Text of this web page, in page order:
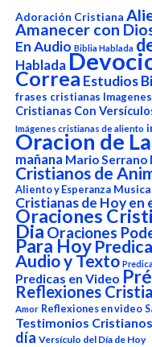
Adoración Cristiana
Amanecer con
En Audio Biblia Hablada
Hablada
Correa Estudios
frases cristianas
Cristianas Con
Imágenes cristianas de aliento
Oracion de
mañana Mario Serrano
Cristianos de
Aliento y Esperanza
Cristianas de Hoy en
Oraciones
DiaOraciones
Para Hoy
Audio y Texto
Predicas en Video
Reflexiones
Amor Reflexiones en video
Testimonios Cristianos
día Versículo del Día de Hoy